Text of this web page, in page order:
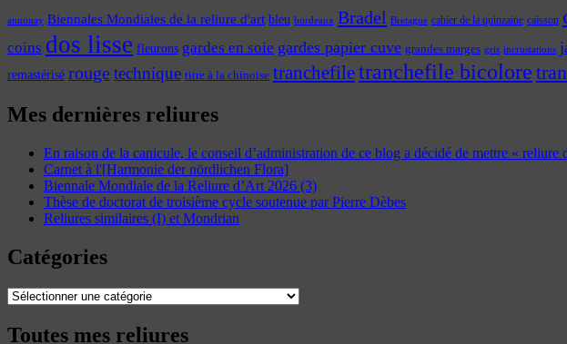
annonay Biennales Mondiales de la reliure d'art bleu bordeaux Bradel Bretagne cahier de la quinzaine caisson
coins dos lisse fleurons gardes en soie gardes papier cuve grandes marges gris incrustations
remastérisé rougetechnique titre à la chinoise tranchefiletranchefile bicolore
Mes dernières reliures
En raison de la canicule, le conseil d’administration de ce blog a décidé de mettre « reliure
Carnet à l'[Harmonie der nördlichen Flora]
Biennale Mondiale de la Reliure d’Art 2026 (3)
Thèse de doctorat de troisième cycle soutenue par Pierre Dèbes
Reliures similaires (I) et Mondrian
Catégories
Catégories
Toutes mes reliures